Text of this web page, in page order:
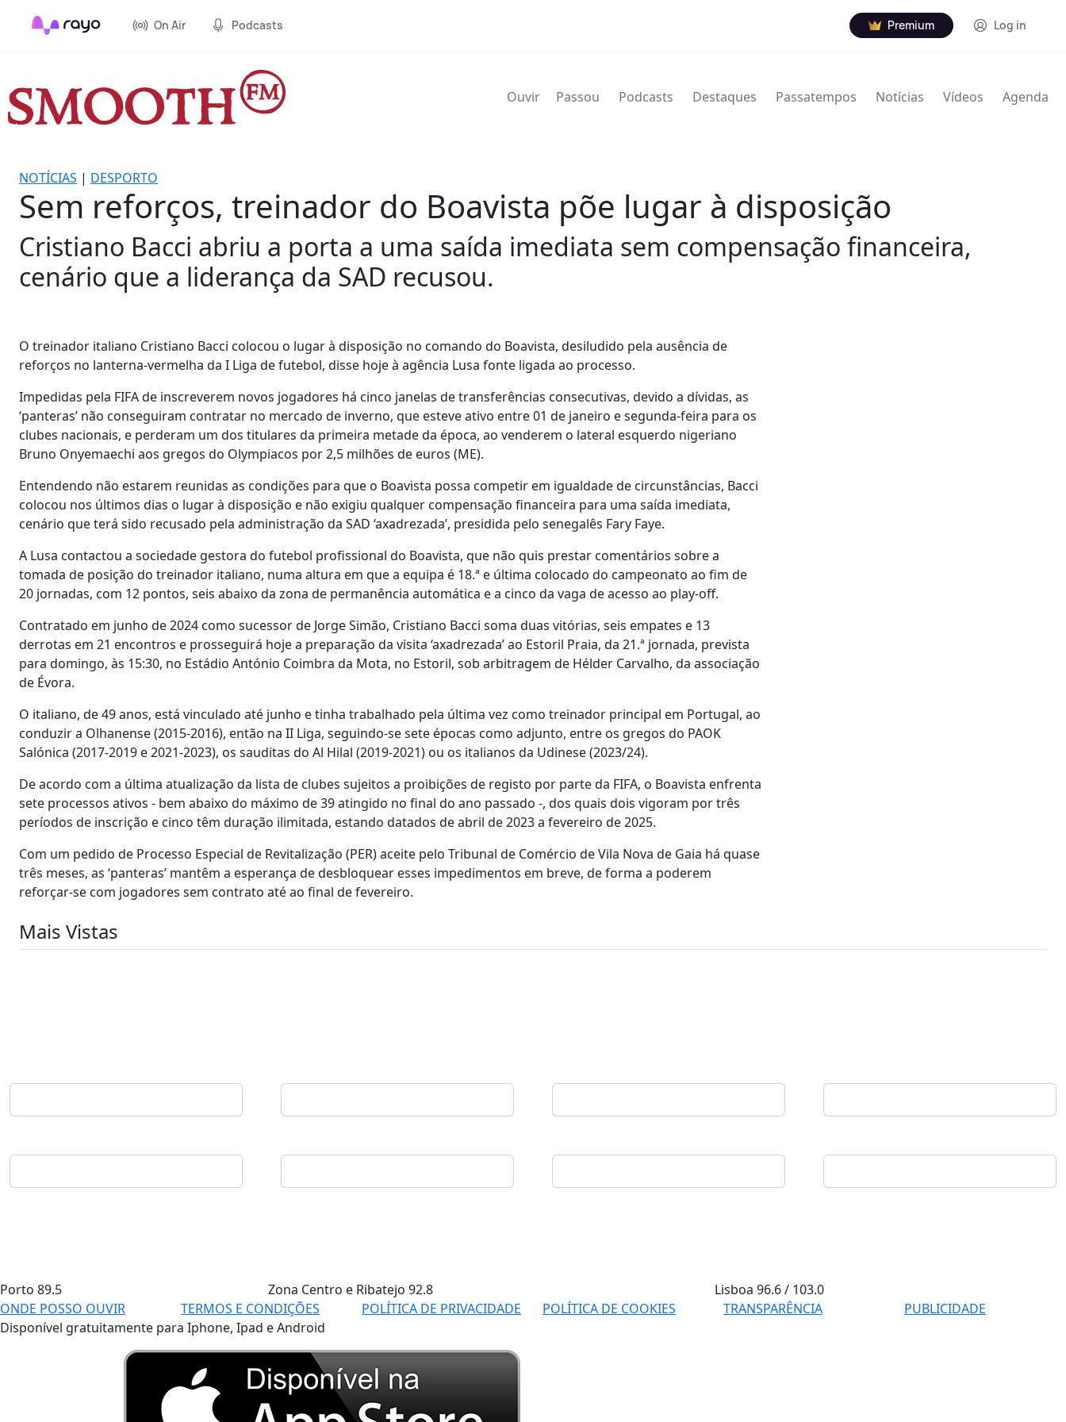
On Air Podcasts Premium Log in
Ouvir Passou Podcasts Destaques Passatempos Notícias Vídeos Agenda
NOTÍCIAS | DESPORTO
Sem reforços, treinador do Boavista põe lugar à disposição
Cristiano Bacci abriu a porta a uma saída imediata sem compensação financeira,
cenário que a liderança da SAD recusou.
O treinador italiano Cristiano Bacci colocou o lugar à disposição no comando do Boavista, desiludido pela ausência de
reforços no lanterna-vermelha da I Liga de futebol, disse hoje à agência Lusa fonte ligada ao processo.
Impedidas pela FIFA de inscreverem novos jogadores há cinco janelas de transferências consecutivas, devido a dívidas, as
‘panteras’ não conseguiram contratar no mercado de inverno, que esteve ativo entre 01 de janeiro e segunda-feira para os
clubes nacionais, e perderam um dos titulares da primeira metade da época, ao venderem o lateral esquerdo nigeriano
Bruno Onyemaechi aos gregos do Olympiacos por 2,5 milhões de euros (ME).
Entendendo não estarem reunidas as condições para que o Boavista possa competir em igualdade de circunstâncias, Bacci
colocou nos últimos dias o lugar à disposição e não exigiu qualquer compensação financeira para uma saída imediata,
cenário que terá sido recusado pela administração da SAD ‘axadrezada’, presidida pelo senegalês Fary Faye.
A Lusa contactou a sociedade gestora do futebol profissional do Boavista, que não quis prestar comentários sobre a
tomada de posição do treinador italiano, numa altura em que a equipa é 18.ª e última colocado do campeonato ao fim de
20 jornadas, com 12 pontos, seis abaixo da zona de permanência automática e a cinco da vaga de acesso ao play-off.
Contratado em junho de 2024 como sucessor de Jorge Simão, Cristiano Bacci soma duas vitórias, seis empates e 13
derrotas em 21 encontros e prosseguirá hoje a preparação da visita ‘axadrezada’ ao Estoril Praia, da 21.ª jornada, prevista
para domingo, às 15:30, no Estádio António Coimbra da Mota, no Estoril, sob arbitragem de Hélder Carvalho, da associação
de Évora.
O italiano, de 49 anos, está vinculado até junho e tinha trabalhado pela última vez como treinador principal em Portugal, ao
conduzir a Olhanense (2015-2016), então na II Liga, seguindo-se sete épocas como adjunto, entre os gregos do PAOK
Salónica (2017-2019 e 2021-2023), os sauditas do Al Hilal (2019-2021) ou os italianos da Udinese (2023/24).
De acordo com a última atualização da lista de clubes sujeitos a proibições de registo por parte da FIFA, o Boavista enfrenta
sete processos ativos - bem abaixo do máximo de 39 atingido no final do ano passado -, dos quais dois vigoram por três
períodos de inscrição e cinco têm duração ilimitada, estando datados de abril de 2023 a fevereiro de 2025.
Com um pedido de Processo Especial de Revitalização (PER) aceite pelo Tribunal de Comércio de Vila Nova de Gaia há quase
três meses, as ‘panteras’ mantêm a esperança de desbloquear esses impedimentos em breve, de forma a poderem
reforçar-se com jogadores sem contrato até ao final de fevereiro.
Mais Vistas
Porto 89.5 Zona Centro e Ribatejo 92.8 Lisboa96.6 / 103.0
ONDE POSSO OUVIR
TERMOS E CONDIÇÕES POLÍTICA DE PRIVACIDADE POLÍTICA DE COOKIES TRANSPARÊNCIA
PUBLICIDADE
Disponível gratuitamente para Iphone, Ipad e Android